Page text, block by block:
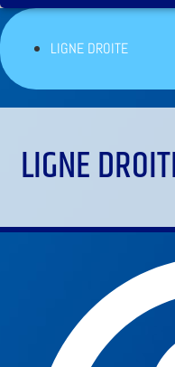
LIGNE DROITE
LIGNE